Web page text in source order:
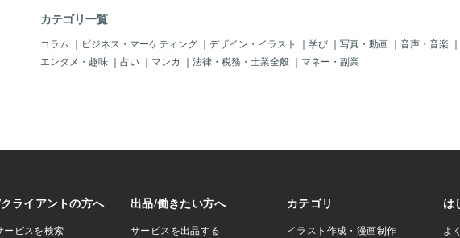
カテゴリ一覧
コラム ｜ ビジネス・マーケティング ｜ デザイン・イラスト ｜ 学び ｜ 写真・動画 ｜ 音声・音楽 ｜
エンタメ・趣味 ｜ 占い ｜ マンガ ｜ 法律・税務・士業全般 ｜ マネー・副業